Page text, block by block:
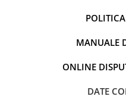
MANUALE
ONLINE
DATE